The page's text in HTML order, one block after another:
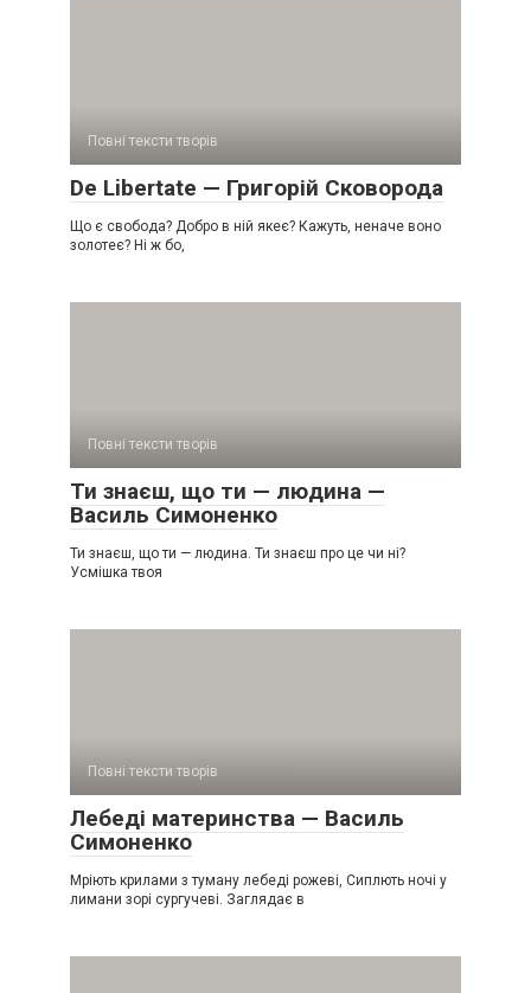
Повні тексти творів
De Libertate — Григорій Сковорода
Що є свобода? Добро в ній якеє? Кажуть, неначе воно
золотеє? Ні ж бо,
Повні тексти творів
Ти знаєш, що ти — людина —
Василь Симоненко
Ти знаєш, що ти — людина. Ти знаєш про це чи ні?
Усмішка твоя
Повні тексти творів
Лебеді материнства — Василь
Симоненко
Мріють крилами з туману лебеді рожеві, Сиплють ночі у
лимани зорі сургучеві. Заглядає в